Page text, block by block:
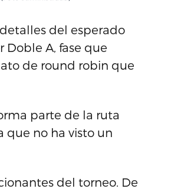
del esperado
Doble A, fase que
de round robin que
parte de la ruta
que no ha visto un
del torneo. De